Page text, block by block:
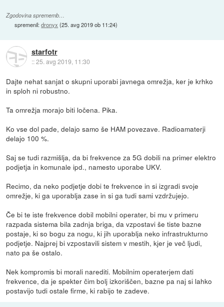
Zgodovina sprememb…
spremenil:dronyx (25. avg 2019 ob 11:24)
starfotr
::25. avg 2019, 11:30
Dajte nehat sanjat o skupni uporabi javnega omrežja, ker je krhko
in sploh ni robustno.
Ta omrežja morajo biti ločena. Pika.
Ko vse dol pade, delajo samo še HAM povezave. Radioamaterji
delajo 100 %.
Saj se tudi razmišlja, da bi frekvence za 5G dobili na primer elektro
podjetja in komunale ipd., namesto uporabe UKV.
Recimo, da neko podjetje dobi te frekvence in si izgradi svoje
omrežje, ki ga uporablja zase in si ga tudi sami vzdržujejo.
Če bi te iste frekvence dobil mobilni operater, bi mu v primeru
razpada sistema bila zadnja briga, da vzpostavi še tiste bazne
postaje, ki so bogu za nogu, ki jih uporablja neko infrastrukturno
podjetje. Najprej bi vzpostavili sistem v mestih, kjer je več ljudi,
nato pa še ostalo.
Nek kompromis bi morali narediti. Mobilnim operaterjem dati
frekvence, da je spekter čim bolj izkoriščen, bazne pa naj si lahko
postavijo tudi ostale firme, ki rabijo te zadeve.